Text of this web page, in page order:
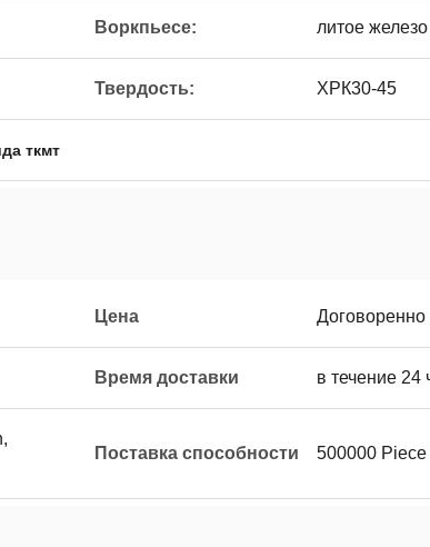
Воркпьесе: литое железо
Твердость: ХРК30-45
ткмт
Цена Договоренно
Время доставки в течение 24
Поставка способности 500000